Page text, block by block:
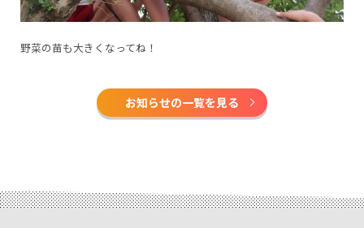
野菜の苗も大きくなってね！
お知らせの一覧を見る